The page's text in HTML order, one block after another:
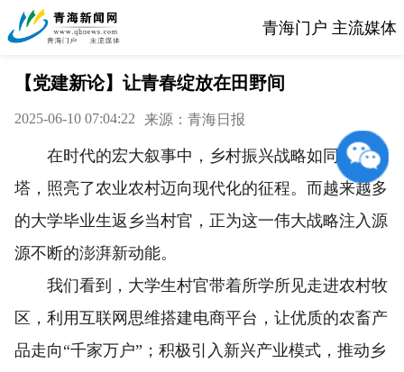
青海门户 主流媒体
【党建新论】让青春绽放在田野间
2025-06-10 07:04:22 来源：青海日报
在时代的宏大叙事中，乡村振兴战略如同一座灯
塔，照亮了农业农村迈向现代化的征程。而越来越多
的大学毕业生返乡当村官，正为这一伟大战略注入源
源不断的澎湃新动能。
我们看到，大学生村官带着所学所见走进农村牧
区，利用互联网思维搭建电商平台，让优质的农畜产
品走向“千家万户”；积极引入新兴产业模式，推动乡